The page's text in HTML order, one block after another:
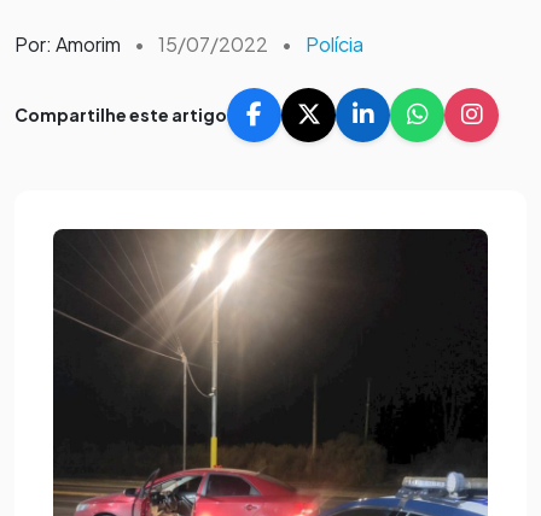
Por: Amorim • 15/07/2022 • Polícia
Compartilhe este artigo